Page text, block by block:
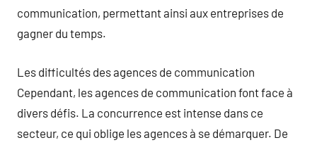
communication, permettant ainsi aux entreprises de
gagner du temps.
Les difficultés des agences de communication
Cependant, les agences de communication font face à
divers défis. La concurrence est intense dans ce
secteur, ce qui oblige les agences à se démarquer. De